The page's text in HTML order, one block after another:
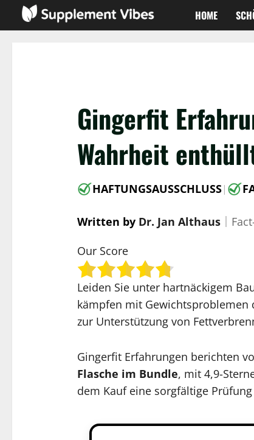
Inhalt
HOME
Gingerfit
Wahrheit
HAFTUNGSAUSSCHLUSS|
Written by Dr. Jan Althaus｜
Our Score
Leiden Sie unter hartnäckigem
kämpfen mit Gewichtsproblemen
zur Unterstützung von
Gingerfit Erfahrungen berichten
Flasche im Bundle, mit 4,9-
dem Kauf eine sorgfältige